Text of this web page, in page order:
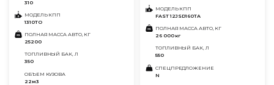
310
МОДЕЛЬ КПП
1310ТО
ПОЛНАЯ МАССА АВТО, КГ
25200
ТОПЛИВНЫЙ БАК, Л
350
ОБЪЕМ КУЗОВА
22м3
МОДЕЛЬ КПП
FAST 12JSD160TA
ПОЛНАЯ МАССА АВТО, КГ
26 000 кг
ТОПЛИВНЫЙ БАК, Л
550
СПЕЦПРЕДЛОЖЕНИЕ
N